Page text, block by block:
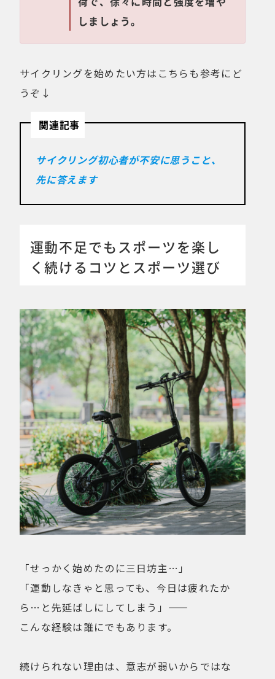
しましょう。
サイクリングを始めたい方はこちらも参考にど
うぞ↓
関連記事
サイクリング初心者が不安に思うこと、
先に答えます
運動不足でもスポーツを楽し
く続けるコツとスポーツ選び
「せっかく始めたのに三日坊主…」
「運動しなきゃと思っても、今日は疲れたか
ら…と先延ばしにしてしまう」――
こんな経験は誰にでもあります。
続けられない理由は、意志が弱いからではな